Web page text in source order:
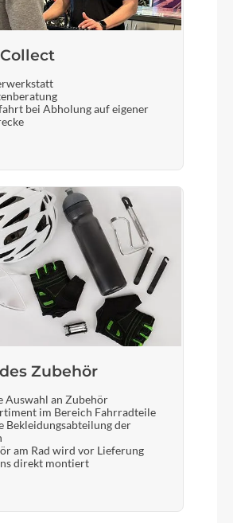
SUNTOUR NEX-E25 HLO
Sattelstütze
ZECURE 30,9mm
bei Abholung auf eigener
Zubehör
Auswahl an Zubehör
im Bereich Fahrradteile
Bekleidungsabteilung der
am Rad wird vor Lieferung
direkt montiert